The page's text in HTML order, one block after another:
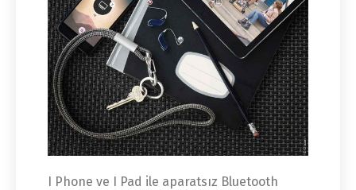
I Phone ve I Pad ile aparatsız Bluetooth